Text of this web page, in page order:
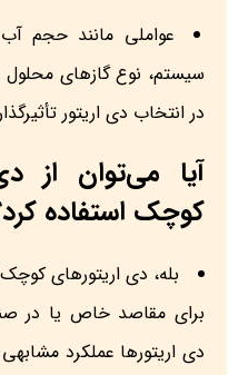
عواملی مانند حجم آب
سیستم، نوع گازهای محلول
در انتخاب دی اریتور
آیا می‌توان از
کوچک استفاده
بله، دی اریتورهای
برای مقاصد خاص یا در
دی اریتورها عملکرد مشابهی